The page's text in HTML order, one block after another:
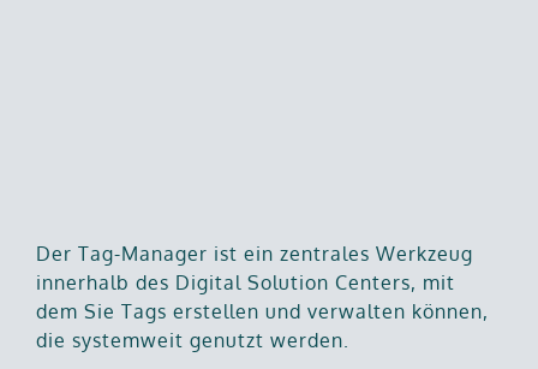
Der Tag-Manager ist ein zentrales Werkzeug
innerhalb des Digital Solution Centers, mit
dem Sie Tags erstellen und verwalten können,
die systemweit genutzt werden.